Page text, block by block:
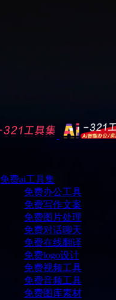
免费ai工具集
免费办公工具
免费写作文案
免费图片处理
免费对话聊天
免费在线翻译
免费logo设计
免费视频工具
免费音频工具
免费图库素材